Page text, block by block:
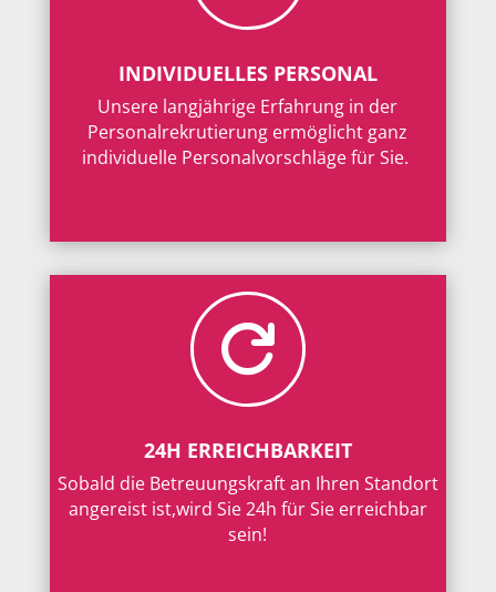
INDIVIDUELLES PERSONAL
Unsere langjährige Erfahrung in der
Personalrekrutierung ermöglicht ganz
individuelle Personalvorschläge für Sie.

24H ERREICHBARKEIT
Sobald die Betreuungskraft an Ihren Standort
angereist ist,wird Sie 24h für Sie erreichbar
sein!